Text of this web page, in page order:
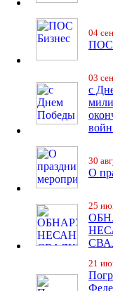
04
ПОС
03
с
30
О
25
21